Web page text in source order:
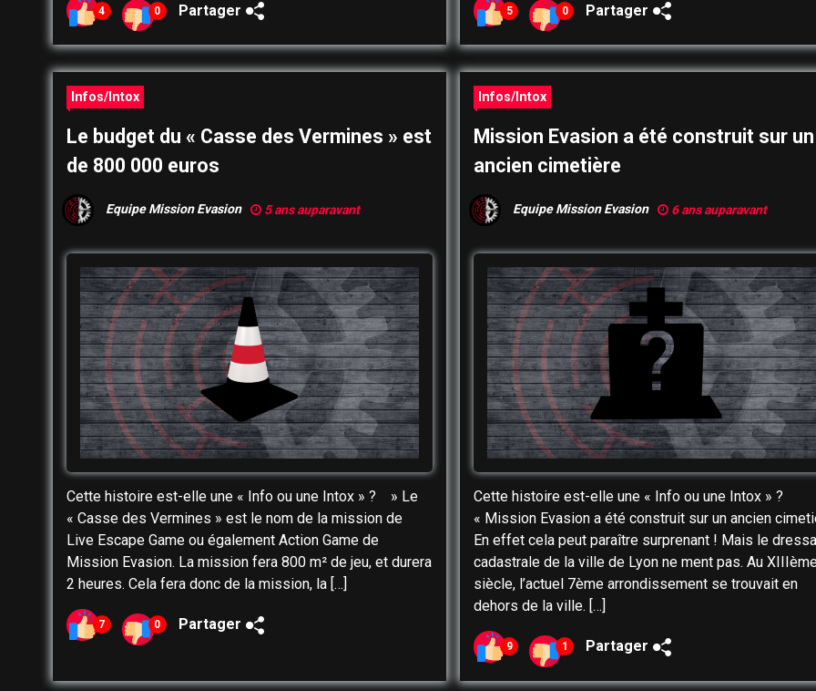
4 0 Partager 5 0 Partager
Infos/Intox
Le budget du « Casse des Vermines » est
de 800 000 euros
Equipe Mission Evasion 5 ans auparavant
Cette histoire est-elle une « Info ou une Intox » ? » Le
« Casse des Vermines » est le nom de la mission de
Live Escape Game ou également Action Game de
Mission Evasion. La mission fera 800 m² de jeu, et durera
2 heures. Cela fera donc de la mission, la […]
7 0 Partager
Infos/Intox
Mission Evasion a été construit sur un
ancien cimetière
Equipe Mission Evasion 6 ans auparavant
Cette histoire est-elle une « Info ou une Intox » ?
« Mission Evasion a été construit sur un ancien
En effet cela peut paraître surprenant ! Mais le
cadastrale de la ville de Lyon ne ment pas. Au
siècle, l’actuel 7ème arrondissement se trouvait en
dehors de la ville. […]
9 1 Partager